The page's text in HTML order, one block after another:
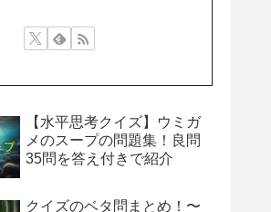
【水平思考クイズ】ウミガ
メのスープの問題集！良問
35問を答え付きで紹介
クイズのベタ問まとめ！〜